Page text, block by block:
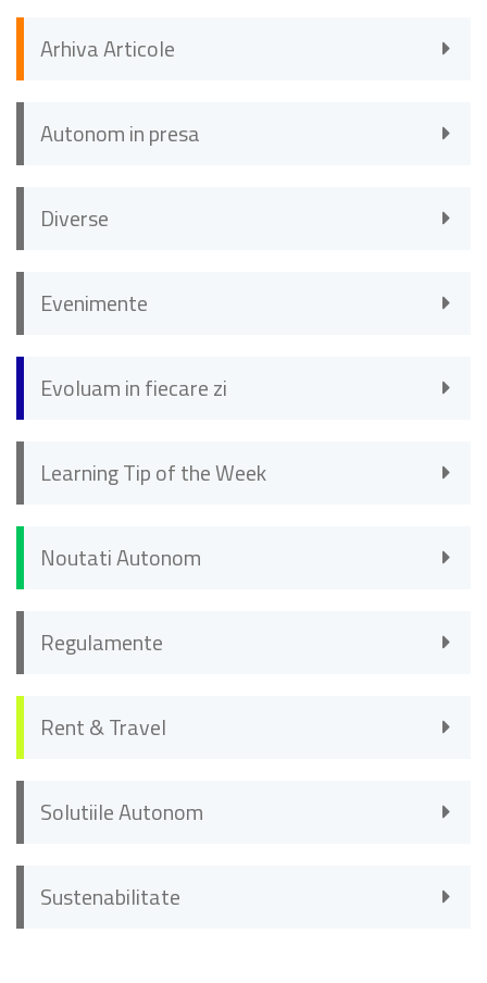
Arhiva Articole
Autonom in presa
Diverse
Evenimente
Evoluam in fiecare zi
Learning Tip of the Week
Noutati Autonom
Regulamente
Rent & Travel
Solutiile Autonom
Sustenabilitate